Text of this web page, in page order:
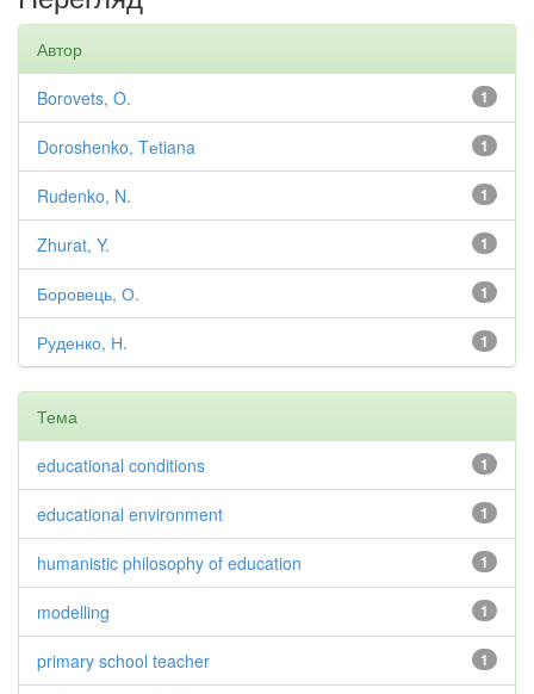
Автор
1
Borovets, O.
1
Doroshenko, Tеtiana
1
Rudenko, N.
1
Zhurat, Y.
1
Боровець, О.
1
Руденко, Н.
Тема
1
educational conditions
1
educational environment
1
humanistic philosophy of education
1
modelling
1
primary school teacher